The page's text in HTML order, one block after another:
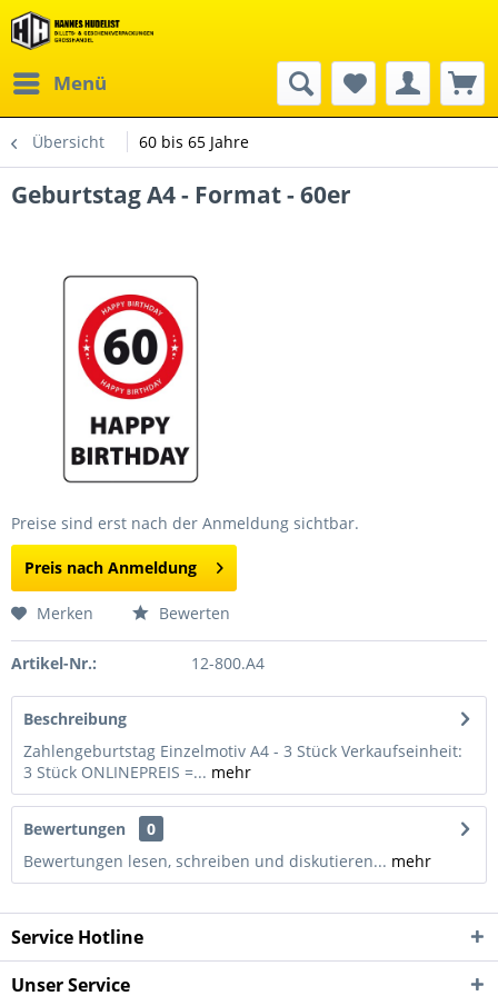
Menü
Übersicht 60 bis 65 Jahre
Geburtstag A4 - Format - 60er
Preise sind erst nach der Anmeldung sichtbar.
Preis nach Anmeldung
Merken Bewerten
Artikel-Nr.: 12-800.A4
Beschreibung
Zahlengeburtstag Einzelmotiv A4 - 3 Stück Verkaufseinheit:
3 Stück ONLINEPREIS =... mehr
Bewertungen
0
Bewertungen lesen, schreiben und diskutieren... mehr
Service Hotline
Unser Service